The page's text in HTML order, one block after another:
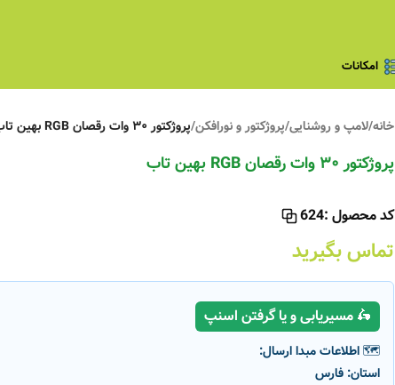
امکانات
خانه/لامپ و روشنایی/پروژکتور و نورافکن/پروژکتور ۳۰ وات رقصان RGB بهین تاب
پروژکتور ۳۰ وات رقصان RGB بهین تاب
کد محصول :624
تماس بگیرید
🛵 مسیریابی و یا گرفتن اسنپ
🗺️ اطلاعات مبدا ارسال:
استان:فارس